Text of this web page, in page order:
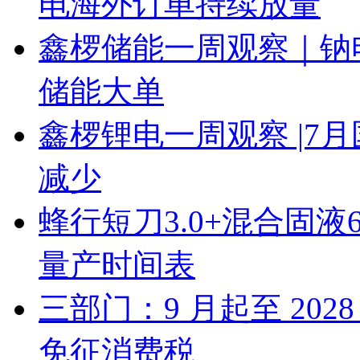
鑫椤储能一周观察｜
储能大单
鑫椤锂电一周观察 |7
减少
蜂行短刀3.0+混合固
量产时间表
三部门：9 月起至
免征消费税